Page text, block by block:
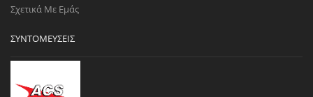
Σχετικά Με Εμάς
ΣΥΝΤΟΜΕΎΣΕΙΣ